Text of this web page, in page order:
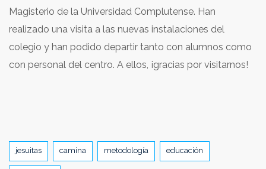
Magisterio de la Universidad Complutense. Han
realizado una visita a las nuevas instalaciones del
colegio y han podido departir tanto con alumnos como
con personal del centro. A ellos, ¡gracias por visitarnos!
Tags
jesuitas camina metodología educación